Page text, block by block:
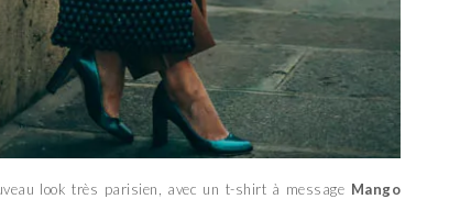
look très parisien, avec un t-shirt à message Mango